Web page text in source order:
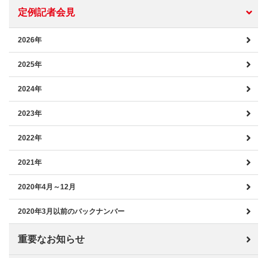
定例記者会見
2026年
2025年
2024年
2023年
2022年
2021年
2020年4月～12月
2020年3月以前のバックナンバー
重要なお知らせ